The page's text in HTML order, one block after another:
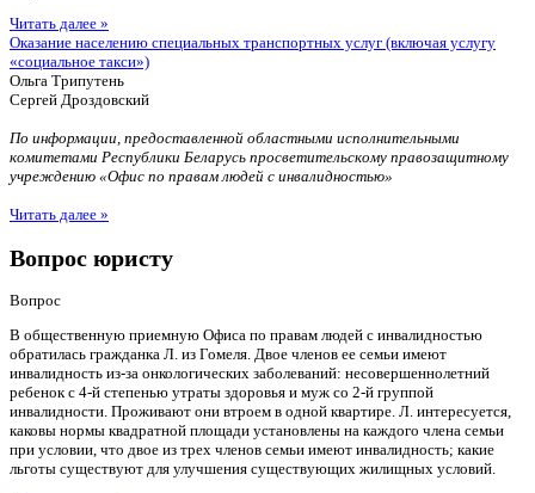
Читать далее »
Оказание населению специальных транспортных услуг (включая услугу
«социальное такси»)
Ольга Трипутень
Сергей Дроздовский
По информации, предоставленной областными исполнительными
комитетами Республики Беларусь просветительскому правозащитному
учреждению «Офис по правам людей с инвалидностью»
Читать далее »
Вопрос юристу
Вопрос
В общественную приемную Офиса по правам людей с инвалидностью
обратилась гражданка Л. из Гомеля. Двое членов ее семьи имеют
инвалидность из-за онкологических заболеваний: несовершеннолетний
ребенок с 4-й степенью утраты здоровья и муж со 2-й группой
инвалидности. Проживают они втроем в одной квартире. Л. интересуется,
каковы нормы квадратной площади установлены на каждого члена семьи
при условии, что двое из трех членов семьи имеют инвалидность; какие
льготы существуют для улучшения существующих жилищных условий.